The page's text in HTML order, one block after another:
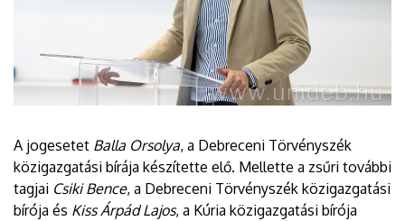
A jogesetet Balla Orsolya, a Debreceni Törvényszék
közigazgatási bírája készítette elő. Mellette a zsűri további
tagjai Csiki Bence, a Debreceni Törvényszék közigazgatási
bírója és Kiss Árpád Lajos, a Kúria közigazgatási bírója